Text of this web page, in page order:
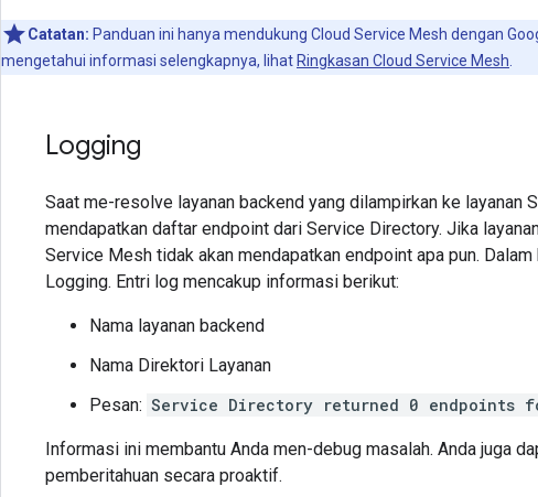
Catatan: Panduan ini hanya mendukung Cloud Service Mesh dengan
mengetahui informasi selengkapnya, lihat Ringkasan Cloud Service Mesh
Logging
Saat me-resolve layanan backend yang dilampirkan ke layanan
mendapatkan daftar endpoint dari Service Directory. Jika
Service Mesh tidak akan mendapatkan endpoint apa pun.
Logging. Entri log mencakup informasi berikut:
Nama layanan backend
Nama Direktori Layanan
Pesan: Service Directory returned 0 endpoints
Informasi ini membantu Anda men-debug masalah. Anda juga
pemberitahuan secara proaktif.